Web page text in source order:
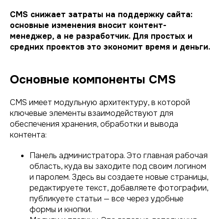
CMS снижает затраты на поддержку сайта:
основные изменения вносит контент-
менеджер, а не разработчик. Для простых и
средних проектов это экономит время и деньги.
Основные компоненты CMS
CMS имеет модульную архитектуру, в которой
ключевые элементы взаимодействуют для
обеспечения хранения, обработки и вывода
контента:
Панель администратора. Это главная рабочая
область, куда вы заходите под своим логином
и паролем. Здесь вы создаете новые страницы,
редактируете текст, добавляете фотографии,
публикуете статьи — все через удобные
формы и кнопки.